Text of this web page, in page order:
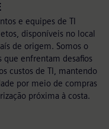
e equipes de TI
disponíveis no local
de origem. Somos o
que enfrentam desafios
custos de TI, mantendo
por meio de compras
próxima à costa.